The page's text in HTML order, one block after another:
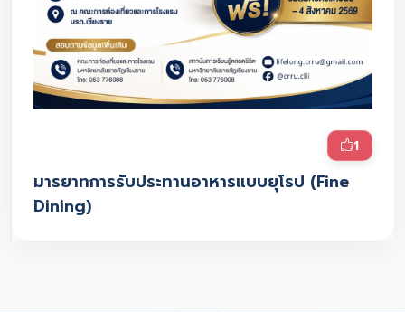
1
มารยาทการรับประทานอาหารแบบยุโรป (Fine
Dining)